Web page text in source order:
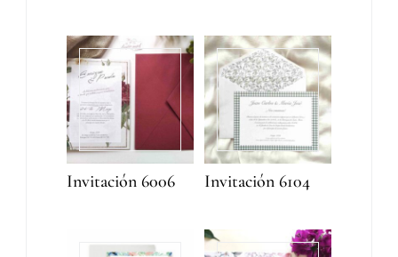
Invitación 6006 Invitación 6104